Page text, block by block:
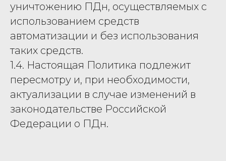
уничтожению ПДн, осуществляемых с
использованием средств
автоматизации и без использования
таких средств.
1.4. Настоящая Политика подлежит
пересмотру и, при необходимости,
актуализации в случае изменений в
законодательстве Российской
Федерации о ПДн.